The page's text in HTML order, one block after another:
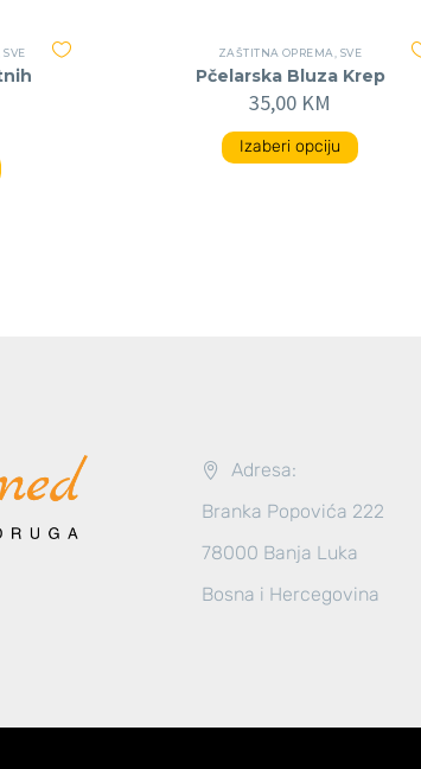
SVE ZAŠTITNA OPREMA, SVE
Pčelarska Bluza Krep
35,00 KM
Izaberi opciju
Adresa:
Branka Popovića 222
78000 Banja Luka
Bosna i Hercegovina